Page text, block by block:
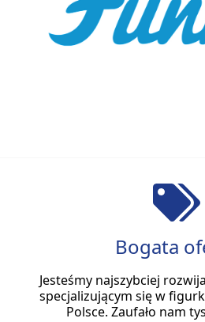
Bogata
Jesteśmy najszybciej
specjalizującym się w
Polsce. Zaufało nam